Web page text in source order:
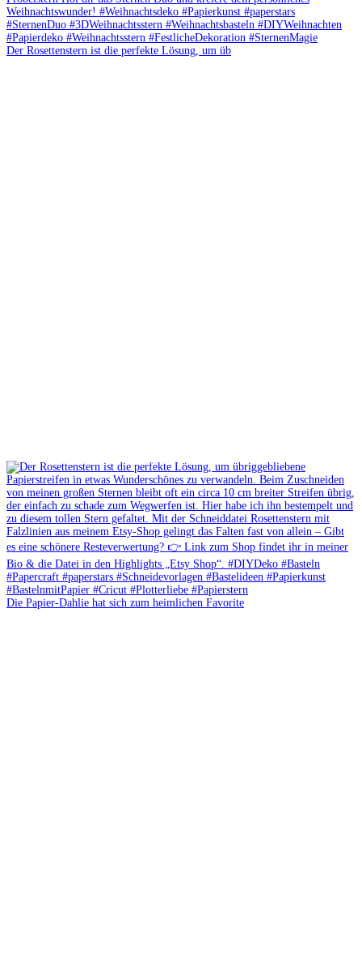
Der Rosettenstern ist die perfekte Lösung, um üb
Die Papier-Dahlie hat sich zum heimlichen Favorite